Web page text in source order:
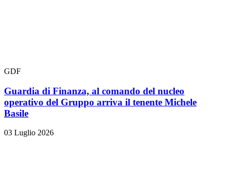
GDF
Guardia di Finanza, al comando del nucleo
operativo del Gruppo arriva il tenente Michele
Basile
03 Luglio 2026